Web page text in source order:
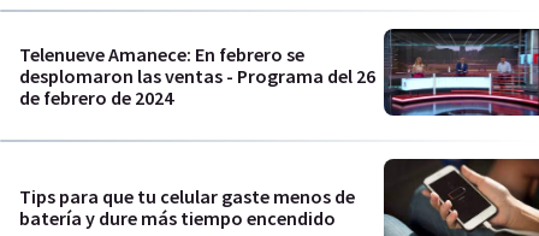
Telenueve Amanece: En febrero se
desplomaron las ventas - Programa del 26
de febrero de 2024
Tips para que tu celular gaste menos de
batería y dure más tiempo encendido